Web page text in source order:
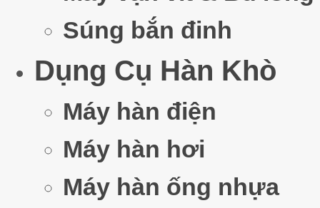
Súng bắn đinh
Dụng Cụ Hàn Khò
Máy hàn điện
Máy hàn hơi
Máy hàn ống nhựa